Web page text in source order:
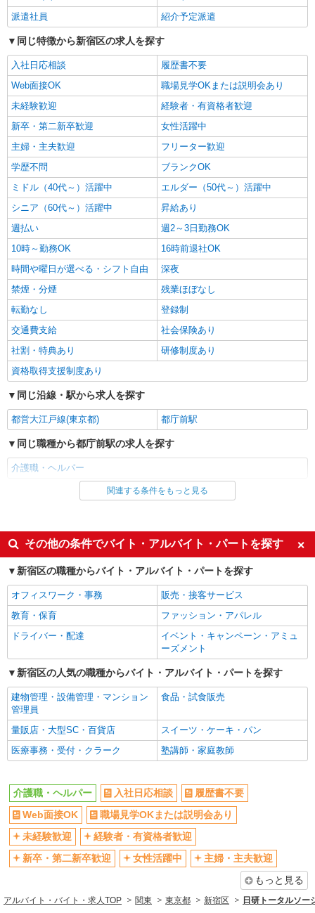
1分〜）
万円〜 【初任者研修】 月給：220,300円 年収例：
305万円〜 ※職務手当、（東京都）居住支援特別
手当、働きがい向上手当、日祝手当（月平均2回
分）等、毎月平均的に支払われる手当を含みま
す。 ※居住支援特別手当は勤続5年目までの方は
さらに1万円支給（再入社は除く） ◎賞与：基本
給2.08ヶ月分/年支給 ◎残業時は別途時間外手当支
給（超過1分〜）
東京都新宿区高田馬場2-5-23 第1桂城ビル4階
キープ 詳細を見る
派遣社員
株式会社kotrio /●SW-H1-2116937
中井駅＊グループホームSTAFF＊生活のサポ
時給1650円〜2312円 ＜日払い有/週払い有/交
通費全支給(ガソリン代含む)＞
新宿区 来社不要/履歴書不要♪
詳細を見る
派遣社員
株式会社kotrio /●SW-H1-2001587
NEW
「支払い日に間に合ったぜ！」日払いOK＊
障がい者支援STAFF
時給1550円〜2312円 ＜日払い有/週払い有/交
通費全支給(ガソリン代含む)＞
株式会社kotrio /●SW-H1-2103203
NEW
会活動の見守りなど
時給1650円〜2312円 ＜日払い有/週払い有/交
キープ 詳細を見る
派遣社員
株式会社kotrio /●SW-H1-2103205
NEW
新宿駅◎負担少なめの障がい者支援員★社会
活動の見守りなど
時給1650円〜2312円 ＜日払い有/週払い有/交
派遣社員
株式会社kotrio /●SW-H1-2115007
NEW
ど
時給1650円〜2312円 ＜日払い有/週払い有/交
通費全支給(ガソリン代含む)＞
新宿区｜最寄駅：目白
キープ 詳細を見る
派遣社員 NEW
派遣社員
紹介予定派遣
同じ特徴から新宿区の求人を探す
入社日応相談
履歴書不要
Web面接OK
職場見学OKまたは説明会あり
未経験歓迎
経験者・有資格者歓迎
新卒・第二新卒歓迎
女性活躍中
主婦・主夫歓迎
フリーター歓迎
学歴不問
ブランクOK
ミドル（40代～）活躍中
エルダー（50代～）活躍中
シニア（60代～）活躍中
昇給あり
週払い
週2～3日勤務OK
10時～勤務OK
16時前退社OK
時間や曜日が選べる・シフト自由
深夜
禁煙・分煙
残業ほぼなし
転勤なし
登録制
交通費支給
社会保険あり
社割・特典あり
研修制度あり
資格取得支援制度あり
同じ沿線・駅から求人を探す
都営大江戸線(東京都) 都庁前駅
同じ職種から都庁前駅の求人を探す
介護職・ヘルパー
同じ雇用形態から都庁前駅の求人を探す
派遣社員
紹介予定派遣
同じ特徴から都庁前駅の求人を探す
入社日応相談
履歴書不要
Web面接OK
職場見学OKまたは説明会あり
未経験歓迎
経験者・有資格者歓迎
女性活躍中
主婦・主夫歓迎
フリーター歓迎
学歴不問
ブランクOK
ミドル（40代～）活躍中
シニア（60代～）活躍中
昇給あり
週払い
週2～3日勤務OK
時間や曜日が選べる・シフト自由
深夜
禁煙・分煙
残業ほぼなし
転勤なし
登録制
交通費支給
社会保険あり
社割・特典あり
研修制度あり
関連する条件をもっと見る
その他の条件でバイト・アルバイト・パートを探す
新宿区の職種からバイト・アルバイト・パートを探す
オフィスワーク・事務
販売・接客サービス
教育・保育
ファッション・アパレル
ドライバー・配達
イベント・キャンペーン・アミュ
ーズメント
新宿区の人気の職種からバイト・アルバイト・パートを探す
建物管理・設備管理・マンション
管理員
食品・試食販売
量販店・大型SC・百貨店
スイーツ・ケーキ・パン
医療事務・受付・クラーク
塾講師・家庭教師
介護職・ヘルパー 入社日応相談
履歴書不要
Web面接OK
職場見学OKまたは説明会あり
未経験歓迎
経験者・有資格者歓迎
新卒・第二新卒歓迎
女性活躍中
主婦・主夫歓迎
もっと見る
アルバイト・バイト・求人TOP 関東 東京都 新宿区 日研トータルソ